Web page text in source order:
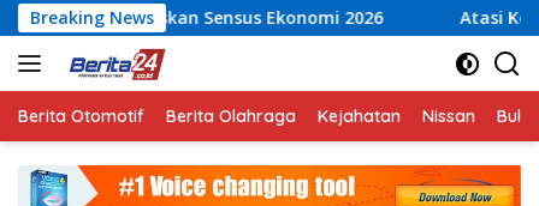
Langsung
ke
konten
Breaking News
Sensus Ekonomi 2026 Atasi Kelangkaan Air Bersih,
Berita Otomotif Berita Olahraga Kejahatan Nissan